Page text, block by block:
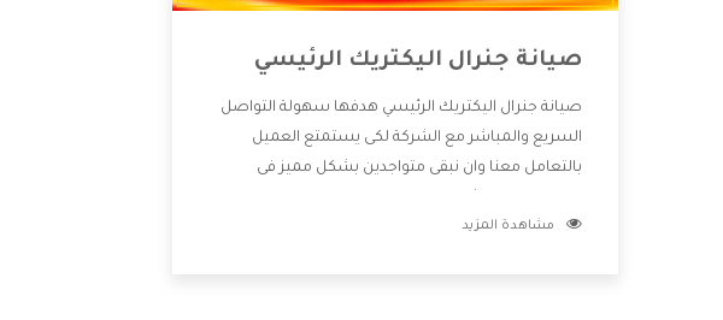
صيانة جنرال اليكتريك الرئيسي
صيانة جنرال اليكتريك الرئيسي هدفها سهولة التواصل
السريع والمباشر مع الشركة لكى يستمتع العميل
بالتعامل معنا وان نبقى متواجدين بشكل مميز فى
للعميل وان يستمتع بالخدمات التى تنفرد الشركة بها
مشاهدة المزيد